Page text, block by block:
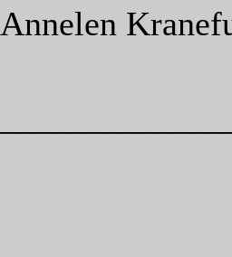
Annelen